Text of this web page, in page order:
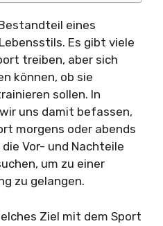
eines
Es gibt viele
treiben, aber sich
können, ob sie
sollen. In
uns damit befassen,
morgens oder abends
Vor- und Nachteile
um zu einer
zu gelangen.
Ziel mit dem Sport